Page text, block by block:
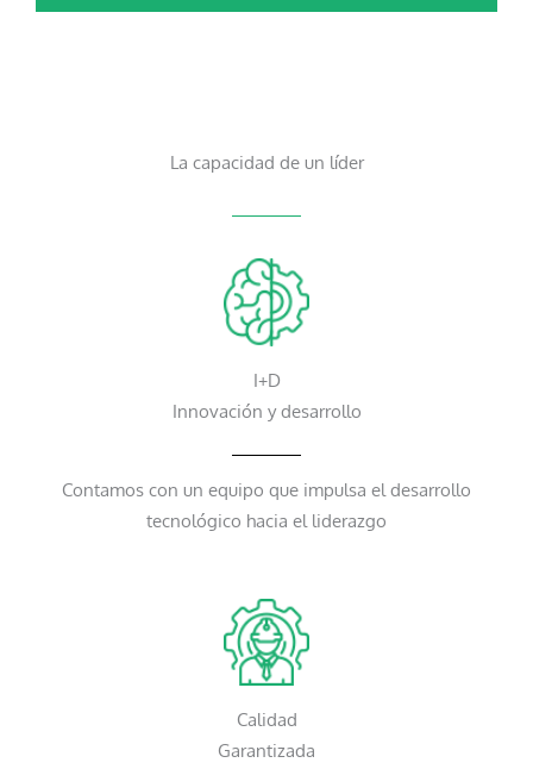
La capacidad de un líder
I+D
Innovación y desarrollo
Contamos con un equipo que impulsa el desarrollo
tecnológico hacia el liderazgo
Calidad
Garantizada